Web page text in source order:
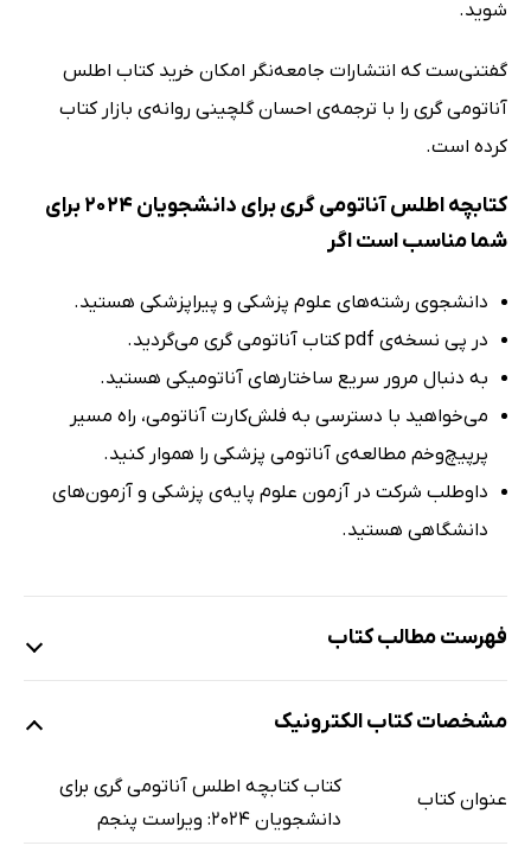
شوید.
گفتنی‌ست که انتشارات جامعه‌نگر امکان خرید کتاب اطلس
آناتومی گری را با ترجمه‌ی احسان گلچینی روانه‌ی بازار کتاب
کرده است.
کتابچه اطلس آناتومی گری برای دانشجویان 2024 برای
شما مناسب است اگر
دانشجوی رشته‌های علوم پزشکی و پیراپزشکی هستید.
در پی نسخه‌ی pdf کتاب آناتومی گری می‌گردید.
به دنبال مرور سریع ساختارهای آناتومیکی هستید.
می‌خواهید با دسترسی به فلش‌کارت آناتومی، راه مسیر
پرپیچ‌وخم مطالعه‌ی آناتومی پزشکی را هموار کنید.
داوطلب شرکت در آزمون علوم پایه‌ی پزشکی و آزمون‌های
دانشگاهی هستید.
فهرست مطالب کتاب
فصل 4- شکم
مشخصات کتاب الکترونیک
عنوان کتاب
کتاب کتابچه اطلس آناتومی گری برای
دانشجویان 2024: ویراست پنجم